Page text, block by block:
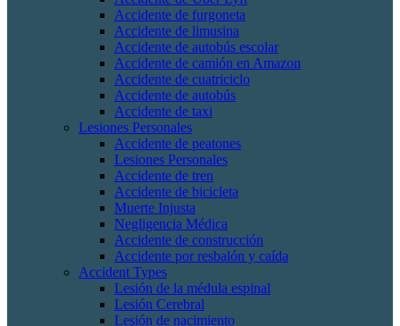
Accidente de furgoneta
Accidente de limusina
Accidente de autobús escolar
Accidente de camión en Amazon
Accidente de cuatriciclo
Accidente de autobús
Accidente de taxi
Lesiones Personales
Accidente de peatones
Lesiones Personales
Accidente de tren
Accidente de bicicleta
Muerte Injusta
Negligencia Médica
Accidente de construcción
Accidente por resbalón y caída
Accident Types
Lesión de la médula espinal
Lesión Cerebral
Lesión de nacimiento